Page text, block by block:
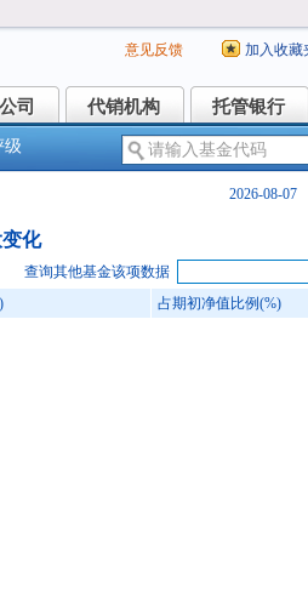
意见反馈 加入收藏
司
司 代销机构
代销机构 托管银行
托管银行
级
2026-08-07
化
查询其他基金该项数据
占期初净值比例(%)